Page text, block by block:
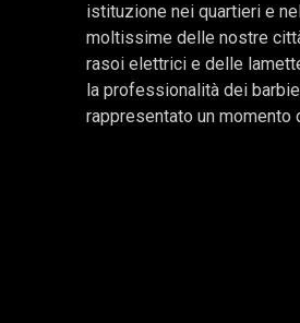
istituzione nei quartieri e
moltissime delle nostre
rasoi elettrici e delle
la professionalità dei
rappresentato un momento